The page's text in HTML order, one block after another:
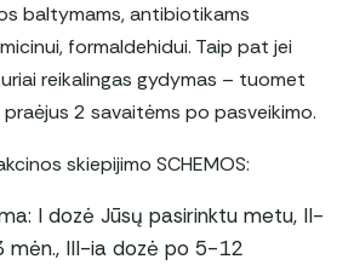
baltymams, antibiotikams
formaldehidui. Taip pat jei
reikalingas gydymas – tuomet
2 savaitėms po pasveikimo.
skiepijimo SCHEMOS:
I dozė Jūsų pasirinktu metu, II-
mėn., III-ia dozė po 5-12